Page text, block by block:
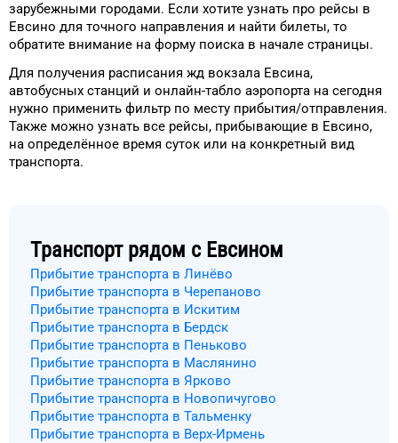
зарубежными городами. Если хотите узнать про рейсы в
Евсино для точного направления и найти билеты, то
обратите внимание на форму поиска в начале страницы.
Для получения расписания жд вокзала Евсина,
автобусных станций и онлайн-табло аэропорта на сегодня
нужно применить фильтр по месту прибытия/отправления.
Также можно узнать все рейсы, прибывающие в Евсино,
на определённое время суток или на конкретный вид
транспорта.
Транспорт рядом с Евсином
Прибытие транспорта в Линёво
Прибытие транспорта в Черепаново
Прибытие транспорта в Искитим
Прибытие транспорта в Бердск
Прибытие транспорта в Пеньково
Прибытие транспорта в Маслянино
Прибытие транспорта в Ярково
Прибытие транспорта в Новопичугово
Прибытие транспорта в Тальменку
Прибытие транспорта в Верх-Ирмень